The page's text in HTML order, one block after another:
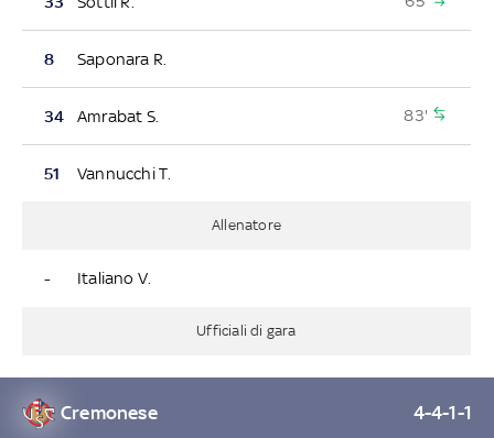
8 Saponara R.
34 Amrabat S. 83'
51 Vannucchi T.
Allenatore
- Italiano V.
Ufficiali di gara
Cremonese 4-4-1-1